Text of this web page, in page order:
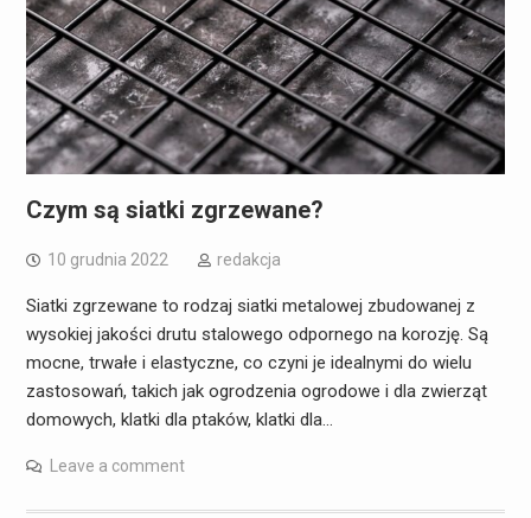
Czym są siatki zgrzewane?
10 grudnia 2022 redakcja
Siatki zgrzewane to rodzaj siatki metalowej zbudowanej z
wysokiej jakości drutu stalowego odpornego na korozję. Są
mocne, trwałe i elastyczne, co czyni je idealnymi do wielu
zastosowań, takich jak ogrodzenia ogrodowe i dla zwierząt
domowych, klatki dla ptaków, klatki dla…
Leave a comment